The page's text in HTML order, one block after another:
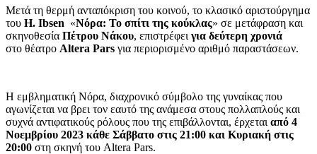
Μετά τη θερμή ανταπόκριση του κοινού, το κλασικό αριστούργημα
του Η. Ιbsen «Nόρα: Το σπίτι της κούκλας» σε μετάφραση και
σκηνοθεσία Πέτρου Νάκου, επιστρέφει για δεύτερη χρονιά
στο θέατρο Altera Pars για περιορισμένο αριθμό παραστάσεων.
Η εμβληματική Νόρα, διαχρονικό σύμβολο της γυναίκας που
αγωνίζεται να βρει τον εαυτό της ανάμεσα στους πολλαπλούς και
συχνά αντιφατικούς ρόλους που της επιβάλλονται, έρχεται από 4
Νοεμβρίου 2023 κάθε Σάββατο στις 21:00 και Κυριακή στις
20:00 στη σκηνή του Altera Pars.